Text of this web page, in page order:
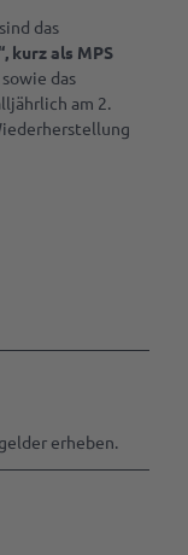
das
kurz als MPS
das
am 2.
erheben.